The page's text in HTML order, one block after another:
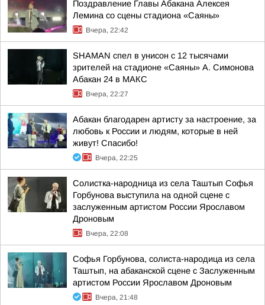
Поздравление Главы Абакана Алексея
Лемина со сцены стадиона «Саяны»
Вчера, 22:42
SHAMAN спел в унисон с 12 тысячами
зрителей на стадионе «Саяны» А. Симонова
Абакан 24 в МАКС
Вчера, 22:27
Абакан благодарен артисту за настроение, за
любовь к России и людям, которые в ней
живут! Спасибо!
Вчера, 22:25
Солистка-народница из села Таштып Софья
Горбунова выступила на одной сцене с
заслуженным артистом России Ярославом
Дроновым
Вчера, 22:08
Софья Горбунова, солиста-народица из села
Таштып, на абаканской сцене с Заслуженным
артистом России Ярославом Дроновым
Вчера, 21:48